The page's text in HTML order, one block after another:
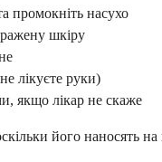
промокніть насухо
шкіру
лікуєте руки)
якщо лікар не скаже
його наносять